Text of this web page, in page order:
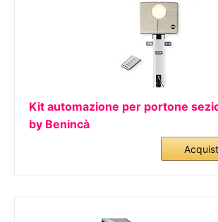
Kit automazione per portone
by Benincà